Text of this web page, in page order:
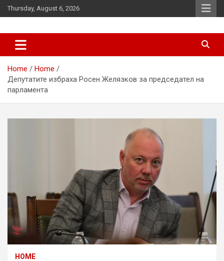
Skip
to
Thursday, August 6, 2026
d7-news.com
Home
Home
Депутатите избраха Росен Желязков за председател на
парламента
HOME